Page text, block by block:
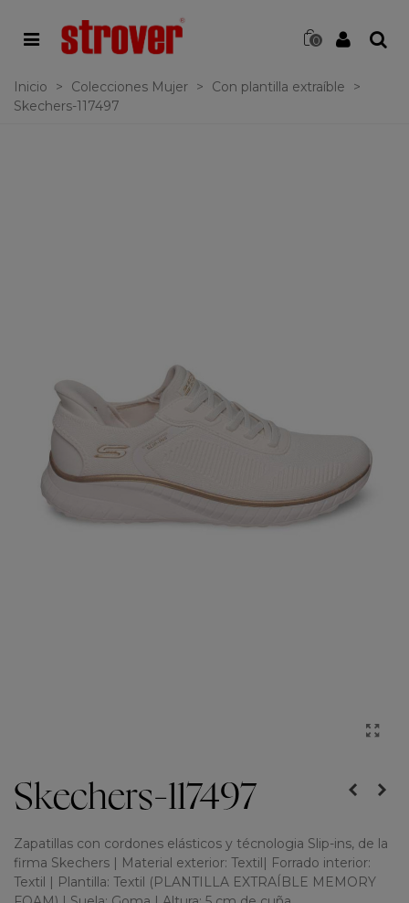
0
Inicio > Colecciones Mujer > Con plantilla extraíble
>
Skechers-117497
Skechers-117497
Zapatillas con cordones elásticos y técnologia Slip-ins, de la
firma Skechers | Material exterior: Textil| Forrado interior:
Textil | Plantilla: Textil (PLANTILLA EXTRAÍBLE MEMORY